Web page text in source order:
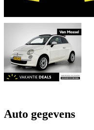
Auto gegevens